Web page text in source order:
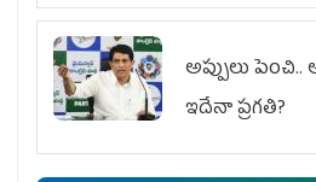
అప్పులు
ఇదేనా ప్రగతి?